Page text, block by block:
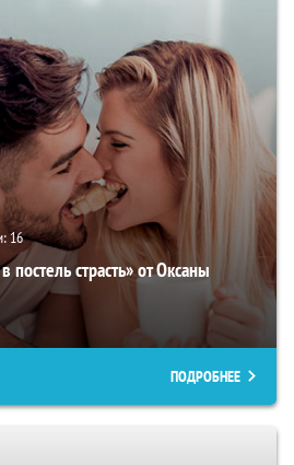
16
постель страсть» от Оксаны
ПОДРОБНЕЕ